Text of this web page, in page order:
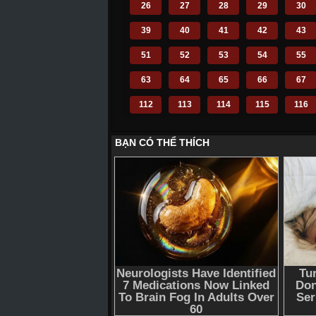
26 27 28 29 30
39 40 41 42 43
51 52 53 54 55
63 64 65 66 67
112 113 114 115 116
148 149 150 151
160 161 162 163 164
172 173 174 175 176
185 186 188
196 197 198 199 200
210 211 212 214 215